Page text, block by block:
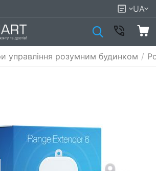
UA
управління розумним будинком /